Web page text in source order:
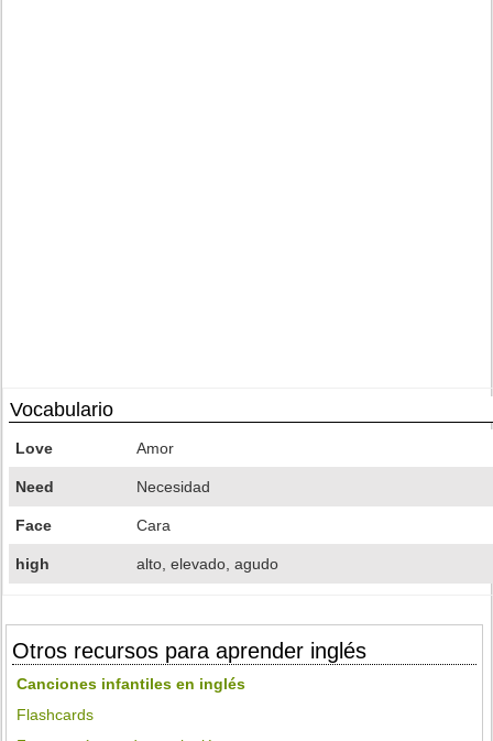
Vocabulario
Love Amor
Need Necesidad
Face Cara
high alto, elevado, agudo
Otros recursos para aprender inglés
Canciones infantiles en inglés
Flashcards